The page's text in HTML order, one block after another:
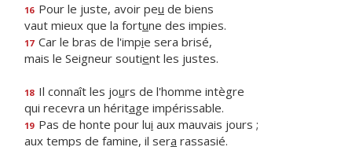
16 Pour le juste, avoir peu de biens
vaut mieux que la fortune des impies.
17 Car le bras de l'impie sera brisé,
mais le Seigneur soutient les justes.
18 Il connaît les jours de l'homme intègre
qui recevra un héritage impérissable.
19 Pas de honte pour lui aux mauvais jours ;
aux temps de famine, il sera rassasié.